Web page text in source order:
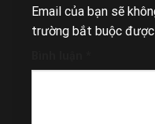
Email của bạn sẽ
trường bắt buộc được